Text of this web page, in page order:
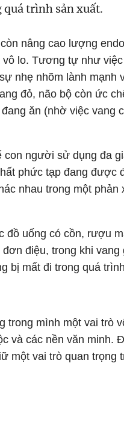
trình sản xuất.
nâng cao lượng
lo. Tương tự như
nhẹ nhõm lành mạnh
đỏ, não bộ còn ức
ăn (nhờ việc vang
người sử dụng đa
phức tạp đang được
nhau trong một
đồ uống có cồn, rượu
đơn điệu, trong khi
bị mất đi trong quá
trong mình một vai trò
và các nền văn minh.
một vai trò quan trọng